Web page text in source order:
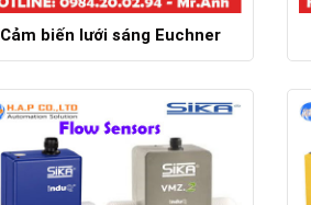
Cảm biến lưới sáng Euchner